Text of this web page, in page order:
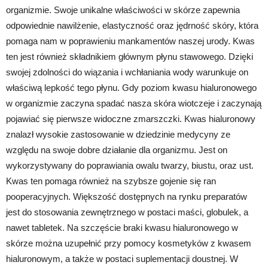
organizmie. Swoje unikalne właściwości w skórze zapewnia
odpowiednie nawilżenie, elastyczność oraz jędrność skóry, która
pomaga nam w poprawieniu mankamentów naszej urody. Kwas
ten jest również składnikiem głównym płynu stawowego. Dzięki
swojej zdolności do wiązania i wchłaniania wody warunkuje on
właściwą lepkość tego płynu. Gdy poziom kwasu hialuronowego
w organizmie zaczyna spadać nasza skóra wiotczeje i zaczynają
pojawiać się pierwsze widoczne zmarszczki. Kwas hialuronowy
znalazł wysokie zastosowanie w dziedzinie medycyny ze
względu na swoje dobre działanie dla organizmu. Jest on
wykorzystywany do poprawiania owalu twarzy, biustu, oraz ust.
Kwas ten pomaga również na szybsze gojenie się ran
pooperacyjnych. Większość dostępnych na rynku preparatów
jest do stosowania zewnętrznego w postaci maści, globulek, a
nawet tabletek. Na szczęście braki kwasu hialuronowego w
skórze można uzupełnić przy pomocy kosmetyków z kwasem
hialuronowym, a także w postaci suplementacji doustnej. W